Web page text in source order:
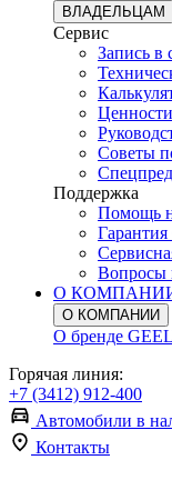
ВЛАДЕЛЬЦАМ
Сервис
Запись в
Советы
Поддержка
Помощь
Вопросы
О
О КОМПАНИИ
О бренде
Горячая линия:
+7 (3412) 912-400
Автомобили в
Контакты